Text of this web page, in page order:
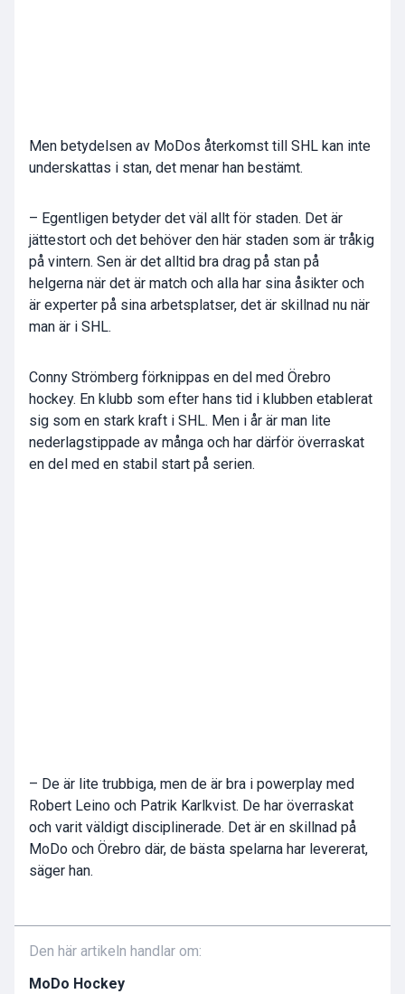
Men betydelsen av MoDos återkomst till SHL kan inte
underskattas i stan, det menar han bestämt.
– Egentligen betyder det väl allt för staden. Det är
jättestort och det behöver den här staden som är tråkig
på vintern. Sen är det alltid bra drag på stan på
helgerna när det är match och alla har sina åsikter och
är experter på sina arbetsplatser, det är skillnad nu när
man är i SHL.
Conny Strömberg förknippas en del med Örebro
hockey. En klubb som efter hans tid i klubben etablerat
sig som en stark kraft i SHL. Men i år är man lite
nederlagstippade av många och har därför överraskat
en del med en stabil start på serien.
– De är lite trubbiga, men de är bra i powerplay med
Robert Leino och Patrik Karlkvist. De har överraskat
och varit väldigt disciplinerade. Det är en skillnad på
MoDo och Örebro där, de bästa spelarna har levererat,
säger han.
Den här artikeln handlar om:
MoDo Hockey